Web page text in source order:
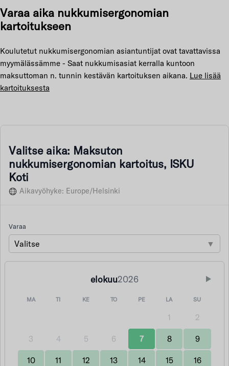
Varaa aika nukkumisergonomian
kartoitukseen
Koulutetut nukkumisergonomian asiantuntijat ovat tavattavissa
myymälässämme - Saat nukkumisasiat kerralla kuntoon
maksuttoman n. tunnin kestävän kartoituksen aikana. Lue lisää
kartoituksesta
Valitse aika: Maksuton
nukkumisergonomian kartoitus, ISKU
Koti
Aikavyöhyke: Europe/Helsinki
Varaa
Valitse ▼
elokuu2026
MA TI KE TO PE LA SU
1 2
3 4 5 6 7 8 9
10 11 12 13 14 15 16